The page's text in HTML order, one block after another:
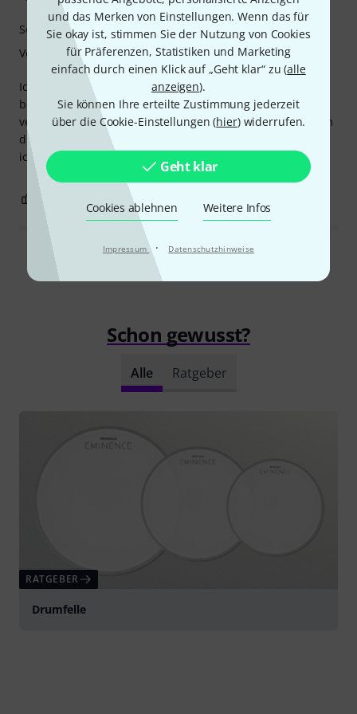
und das Merken von Einstellungen. Wenn das für
Sie okay ist, stimmen Sie der Nutzung von Cookies
für Präferenzen, Statistiken und Marketing
einfach durch einen Klick auf „Geht klar“ zu (alle
anzeigen).
Sie können Ihre erteilte Zustimmung jederzeit
über die Cookie-Einstellungen (hier) widerrufen.
Geht klar
Cookies ablehnen Weitere Infos
Impressum · Datenschutzhinweise
Ich spiele momentan auf Evans-Schlagzeugen, weil ich mir
beim Aufbau meines Schlagzeugs für einen Gig
versehentlich das Fell durchstochen habe und das Problem
dringend beheben musste! Ich vermisse mein Remo, aber
ich gebe die Hoffnung noch nicht auf!
Sound
Verarbeitung
Alle Bewertungen lesen
Schon gewusst?
Alle Ratgeber
RATGEBER
Drumfelle